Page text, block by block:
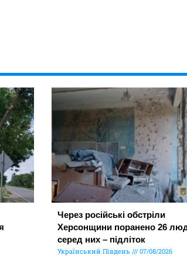
Через російські обстріли
Херсонщини поранено 26
серед них – підліток
Український Південь 07/08/2026